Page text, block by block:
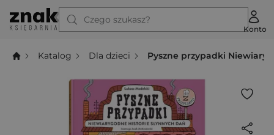
Czego szukasz?
Konto
Katalog Dla dzieci Pyszne przypadki